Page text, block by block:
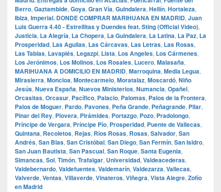
Berro, Gaztambide, Goya, Gran Vía, Guindalera, Hellín, Hortaleza,
Ibiza, Imperial. DONDE COMPRAR MARIHUANA EN MADRID, Juan
Luis Guerra 4.40 - Estrellitas y Duendes feat. Sting (Official Video),
Justicia, La Alegría, La Chopera, La Guindalera, La Latina, La Paz, La
Prosperidad, Las Aguilas, Las Cárcavas, Las Letras, Las Rosas,
Las Tablas, Lavapiés, Legazpi, Lista, Los Angeles, Los Cármenes,
Los Jerónimos, Los Molinos, Los Rosales, Lucero, Malasaña,
MARIHUANA A DOMICILIO EN MADRID, Marroquina, Media Legua,
Mirasierra, Moncloa, Montecarmelo, Moratalaz, Moscardó, Niño
Jesús, Nueva España, Nuevos Ministerios, Numancia, Opañel,
Orcasitas, Orcasur, Pacífico, Palacio, Palomas, Palos de la Frontera,
Palos de Moguer, Pardo, Pavones, Peña Grande, Peñagrande, Pilar,
Pinar del Rey, Piovera, Pirámides, Portazgo, Pozo, Pradolongo,
Príncipe de Vergara, Príncipe Pío, Prosperidad, Puente de Vallecas,
Quintana, Recoletos, Rejas, Ríos Rosas, Rosas, Salvador, San
Andrés, San Blas, San Cristóbal, San Diego, San Fermín, San Isidro,
San Juan Bautista, San Pascual, San Roque, Santa Eugenia,
Simancas, Sol, Timón, Trafalgar, Universidad, Valdeacederas,
Valdebernardo, Valdefuentes, Valdemarín, Valdezarza, Vallecas,
Valverde, Ventas, Villaverde, Vinateros, Viñegra, Vista Alegre, Zofío
en Madrid